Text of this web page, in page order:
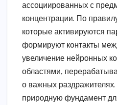
ассоциированных с
концентрации. По
которые активируются
формируют контакты
увеличение нейронных
областями,
о важных раздражителях.
природную фундамент